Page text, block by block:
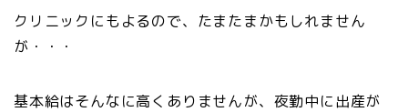
クリニックにもよるので、たまたまかもしれません
が・・・
基本給はそんなに高くありませんが、夜勤中に出産が